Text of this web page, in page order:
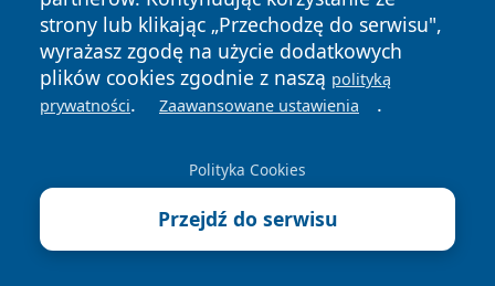
strony lub klikając „Przechodzę do serwisu",
wyrażasz zgodę na użycie dodatkowych
plików cookies zgodnie z naszą polityką
prywatności. Zaawansowane ustawienia .
Polityka Cookies
Przejdź do serwisu
News Autorzy
Polityka
Prywatności
Polityka
Cookies